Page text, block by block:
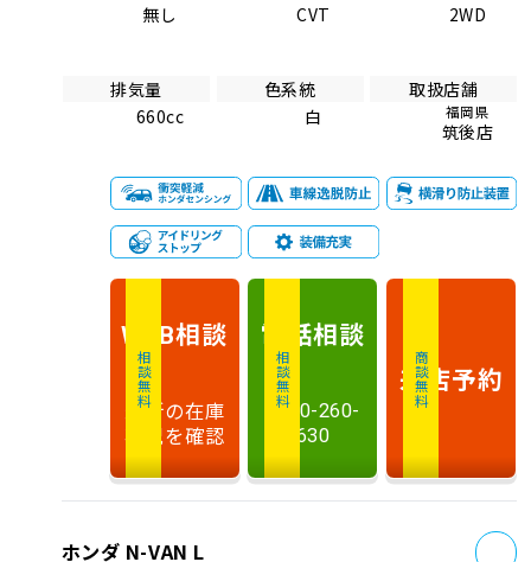
無し
CVT
2WD
排気量
660cc
色系統
白
取扱店舗
福岡県
筑後店
相談無料
WEB相談
最新の在庫
状況を確認
相談無料
電話相談
0120-260-
630
商談無料
来店予約
ホンダ N-VAN L